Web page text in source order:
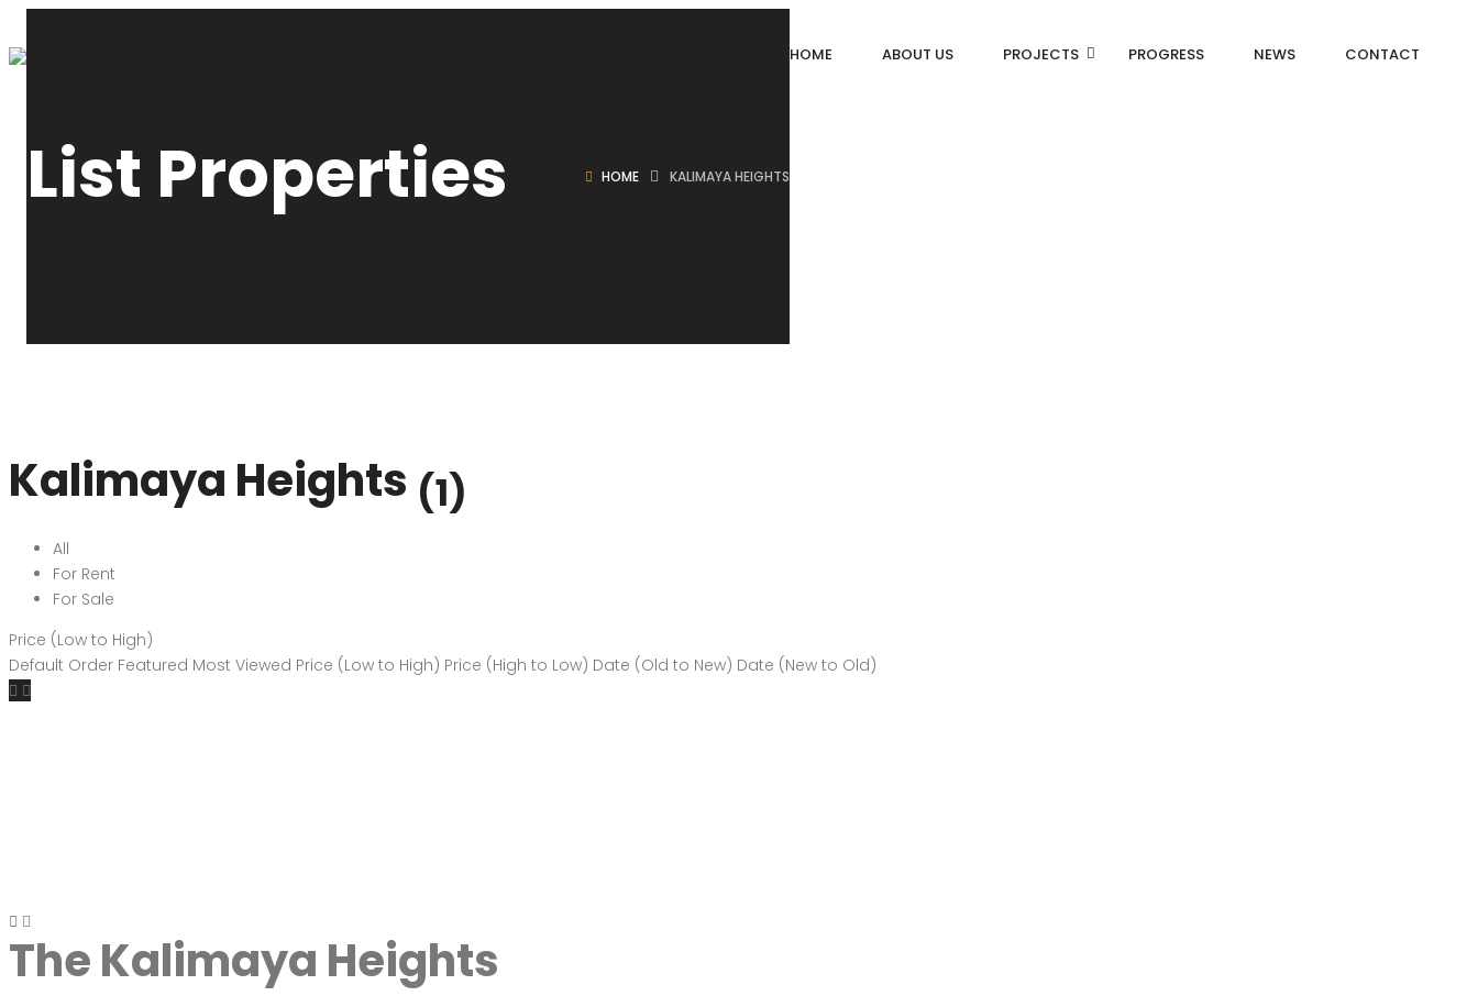
HOME ABOUT US PROJECTS PROGRESS NEWS CONTACT
List Properties HOME KALIMAYA HEIGHTS
Kalimaya Heights (1)
All
For Rent
For Sale
Price (Low to High)
Default Order Featured Most Viewed Price (Low to High) Price (High to Low) Date (Old to New) Date (New to Old)
The Kalimaya Heights